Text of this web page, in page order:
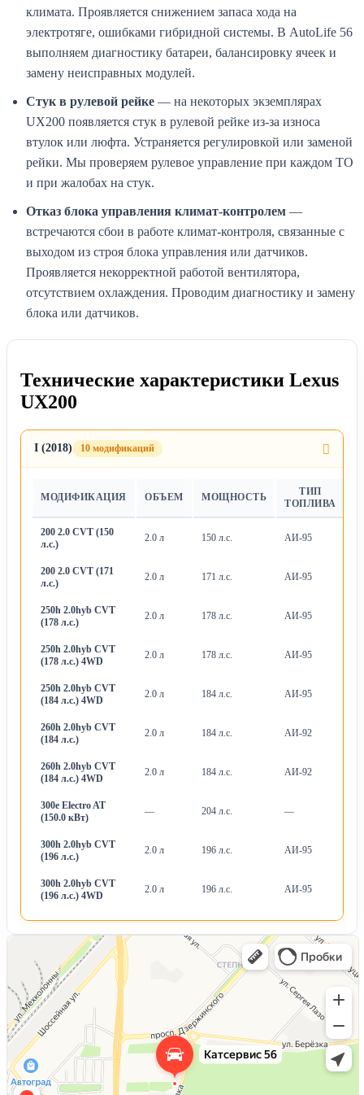
климата. Проявляется снижением запаса хода на
электротяге, ошибками гибридной системы. В AutoLife 56
выполняем диагностику батареи, балансировку ячеек и
замену неисправных модулей.
Стук в рулевой рейке — на некоторых экземплярах
UX200 появляется стук в рулевой рейке из-за износа
втулок или люфта. Устраняется регулировкой или заменой
рейки. Мы проверяем рулевое управление при каждом ТО
и при жалобах на стук.
Отказ блока управления климат-контролем —
встречаются сбои в работе климат-контроля, связанные с
выходом из строя блока управления или датчиков.
Проявляется некорректной работой вентилятора,
отсутствием охлаждения. Проводим диагностику и замену
блока или датчиков.
Технические характеристики Lexus
UX200
I (2018) 10 модификаций
МОДИФИКАЦИЯ ОБЪЕМ МОЩНОСТЬ
ТИП
ТОПЛИВА
200 2.0 CVT (150
л.с.)
2.0 л 150 л.с. АИ-95
200 2.0 CVT (171
л.с.)
2.0 л 171 л.с. АИ-95
250h 2.0hyb CVT
(178 л.с.)
2.0 л 178 л.с. АИ-95
250h 2.0hyb CVT
(178 л.с.) 4WD
2.0 л 178 л.с. АИ-95
250h 2.0hyb CVT
(184 л.с.) 4WD
2.0 л 184 л.с. АИ-95
260h 2.0hyb CVT
(184 л.с.)
2.0 л 184 л.с. АИ-92
260h 2.0hyb CVT
(184 л.с.) 4WD
2.0 л 184 л.с. АИ-92
300e Electro AT
(150.0 кВт)
— 204 л.с. —
300h 2.0hyb CVT
(196 л.с.)
2.0 л 196 л.с. АИ-95
300h 2.0hyb CVT
(196 л.с.) 4WD
2.0 л 196 л.с. АИ-95